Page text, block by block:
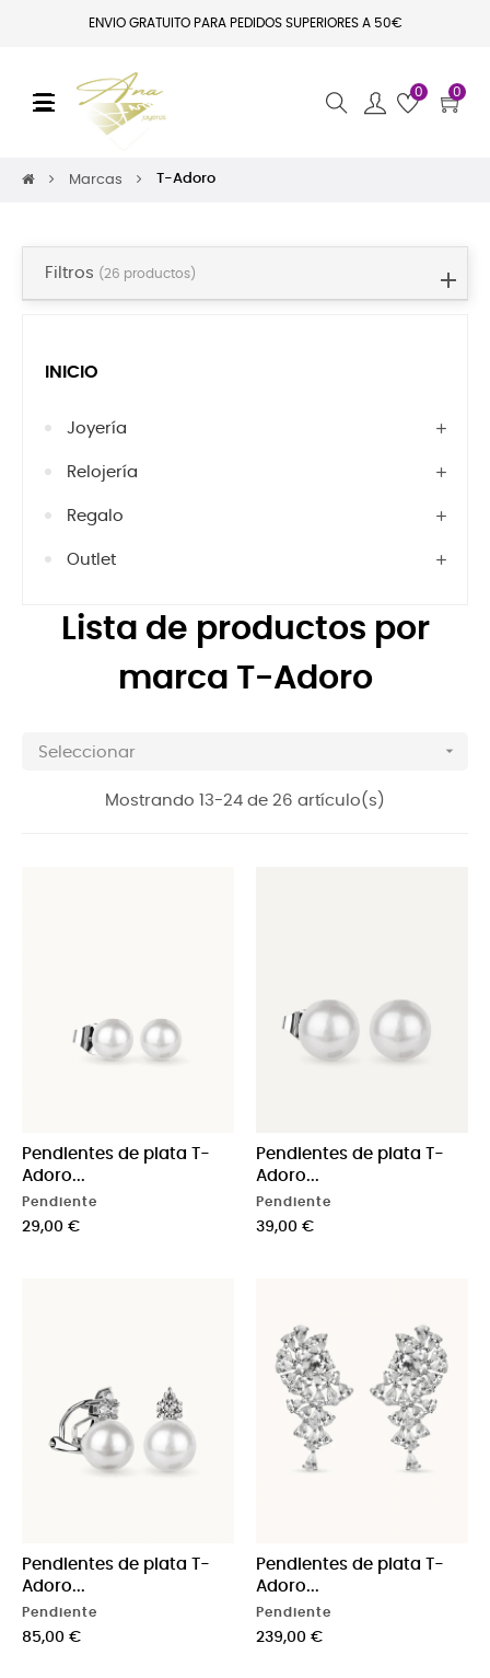
ENVIO GRATUITO PARA PEDIDOS SUPERIORES A 50€
Navegación de palanca
☰ 0 0
Marcas T-Adoro
Filtros (26 productos)
INICIO
Joyería
Relojería
Regalo
Outlet
Lista de productos por
marca T-Adoro
Seleccionar 
Mostrando 13-24 de 26 artículo(s)
Pendientes de plata T-
Adoro...
Pendiente
Precio
29,00 €
Pendientes de plata T-
Adoro...
Pendiente
Precio
39,00 €
Pendientes de plata T-
Adoro...
Pendiente
Precio
85,00 €
Pendientes de plata T-
Adoro...
Pendiente
Precio
239,00 €